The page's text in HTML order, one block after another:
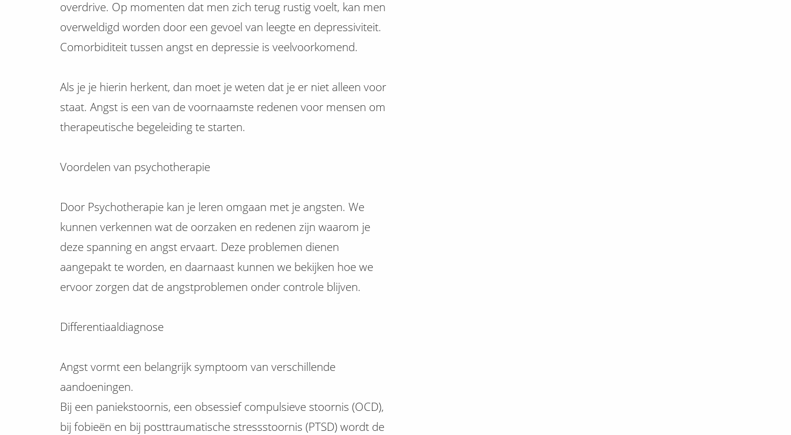
overdrive. Op momenten dat men zich terug rustig voelt, kan men
overweldigd worden door een gevoel van leegte en depressiviteit.
Comorbiditeit tussen angst en depressie is veelvoorkomend.
Als je je hierin herkent, dan moet je weten dat je er niet alleen voor
staat. Angst is een van de voornaamste redenen voor mensen om
therapeutische begeleiding te starten.
Voordelen van psychotherapie
Door Psychotherapie kan je leren omgaan met je angsten. We
kunnen verkennen wat de oorzaken en redenen zijn waarom je
deze spanning en angst ervaart. Deze problemen dienen
aangepakt te worden, en daarnaast kunnen we bekijken hoe we
ervoor zorgen dat de angstproblemen onder controle blijven.
Differentiaaldiagnose
Angst vormt een belangrijk symptoom van verschillende
aandoeningen.
Bij een paniekstoornis, een obsessief compulsieve stoornis (OCD),
bij fobieën en bij posttraumatische stressstoornis (PTSD) wordt de